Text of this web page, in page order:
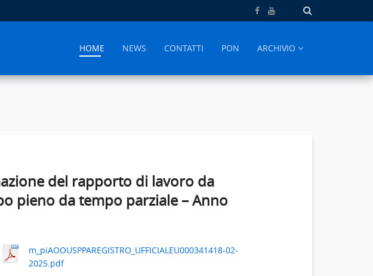
HOME NEWS CONTATTI PON ARCHIVIO
del rapporto di lavoro da
pieno da tempo parziale – Anno
m_piAOOUSPPAREGISTRO_UFFICIALEU000341418-02-
2025.pdf